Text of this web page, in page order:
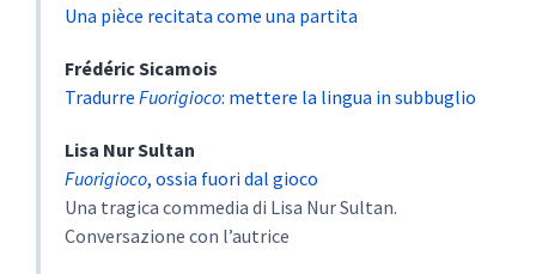
Una pièce recitata come una partita
FrédéricSicamois
Tradurre Fuorigioco: mettere la lingua in subbuglio
Lisa NurSultan
Fuorigioco, ossia fuori dal gioco
Una tragica commedia di Lisa Nur Sultan.
Conversazione con l’autrice